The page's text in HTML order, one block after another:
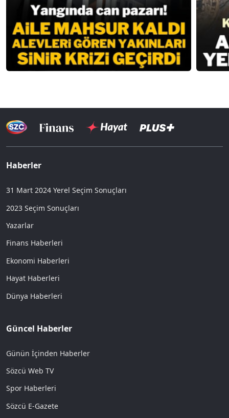
Haberler
31 Mart 2024 Yerel Seçim Sonuçları
2023 Seçim Sonuçları
Yazarlar
Finans Haberleri
Ekonomi Haberleri
Hayat Haberleri
Dünya Haberleri
Güncel Haberler
Günün İçinden Haberler
Sözcü Web TV
Spor Haberleri
Sözcü E-Gazete